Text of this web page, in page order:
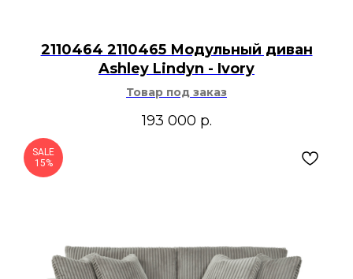
2110464 2110465 Модульный диван
Ashley Lindyn - Ivory
Товар под заказ
193 000 р.
SALE
15%